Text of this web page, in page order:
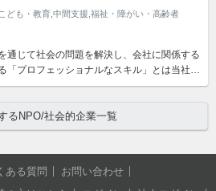
こども・教育,中間支援,福祉・障がい・高齢者
通じて社会の問題を解決し、会社に関係する
「プロフェッショナルなスキル」とは当社が
ル・ノウハウを指します。「社会...
るNPO/社会的企業一覧
ある質問
お問い合わせ